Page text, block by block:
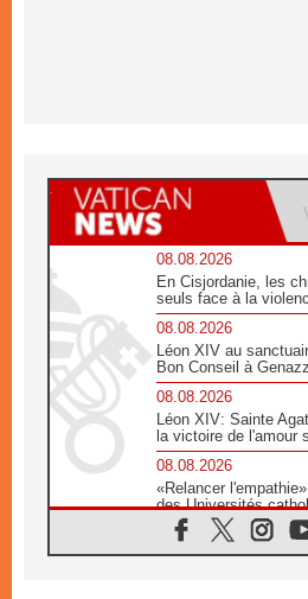
08.08.2026
En Cisjordanie, les
seuls face à la
08.08.2026
Léon XIV au
Bon Conseil à
08.08.2026
Léon XIV: Sainte
la victoire de l'amour
08.08.2026
«Relancer
des Universités
08.08.2026
Signis 2026, donner